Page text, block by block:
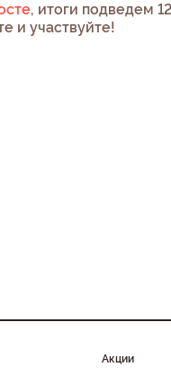
, итоги подведем
и участвуйте!
Акции